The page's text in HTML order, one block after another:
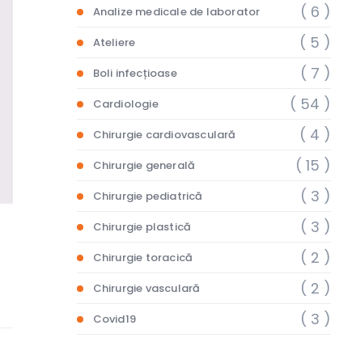
Analize medicale de laborator ( 6 )
Ateliere ( 5 )
Boli infecțioase ( 7 )
Cardiologie ( 54 )
Chirurgie cardiovasculară ( 4 )
Chirurgie generală ( 15 )
Chirurgie pediatrică ( 3 )
Chirurgie plastică ( 3 )
Chirurgie toracică ( 2 )
Chirurgie vasculară ( 2 )
Covid19 ( 3 )